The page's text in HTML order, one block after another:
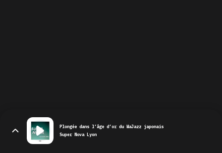
Plongée dans l’âge d’or du WaJazz japonais
Super Nova Lyon